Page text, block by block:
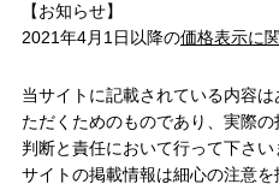
【お知らせ】
2021年4月1日以降の価格表示に
当サイトに記載されている内容
ただくためのものであり、実際
判断と責任において行って下さ
サイトの掲載情報は細心の注意